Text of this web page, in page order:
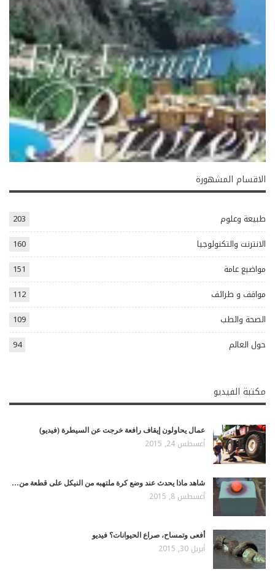
الاقسام المشهورة
طبيعة وعلوم
203
الانترنت والتكنولوجيا
160
مواضيع عامة
151
مواقف و طرائف
112
الصحة والطب
109
حول العالم
94
مكتبة الفيديو
عمال يحاولون إيقاف رافعة خرجت عن السيطرة (فيديو)
أغسطس 24, 2015
شاهد ماذا يحدث عند وضع كرة ملتهبه من النيكل على قطعة من…
أغسطس 8, 2015
أفعى وتمساح، صراع الحيوانات؟ فيديو
أبريل 30, 2015